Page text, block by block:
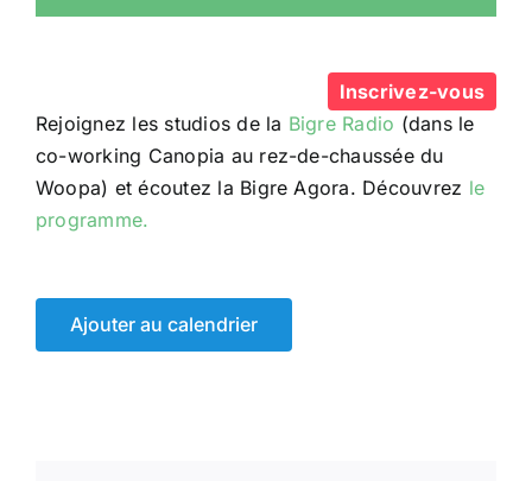
Inscrivez-vous
Rejoignez les studios de la Bigre Radio (dans le
co-working Canopia au rez-de-chaussée du
Woopa) et écoutez la Bigre Agora. Découvrez le
programme.
Ajouter au calendrier